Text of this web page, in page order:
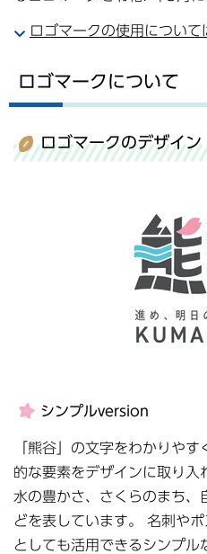
ロゴマークの使用について
ロゴマークについて
ロゴマークのデザイン
シンプルversion
「熊谷」の文字をわかりや
的な要素をデザインに取り入
水の豊かさ、さくらのまち、
どを表しています。 名刺や
としても活用できるシンプル